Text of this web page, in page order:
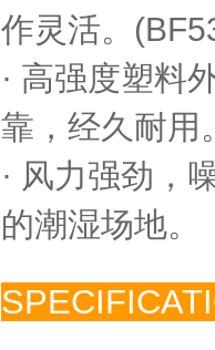
作灵活。
· 高强度塑料
靠， 经久耐用
· 风力强劲，
的潮湿场地。